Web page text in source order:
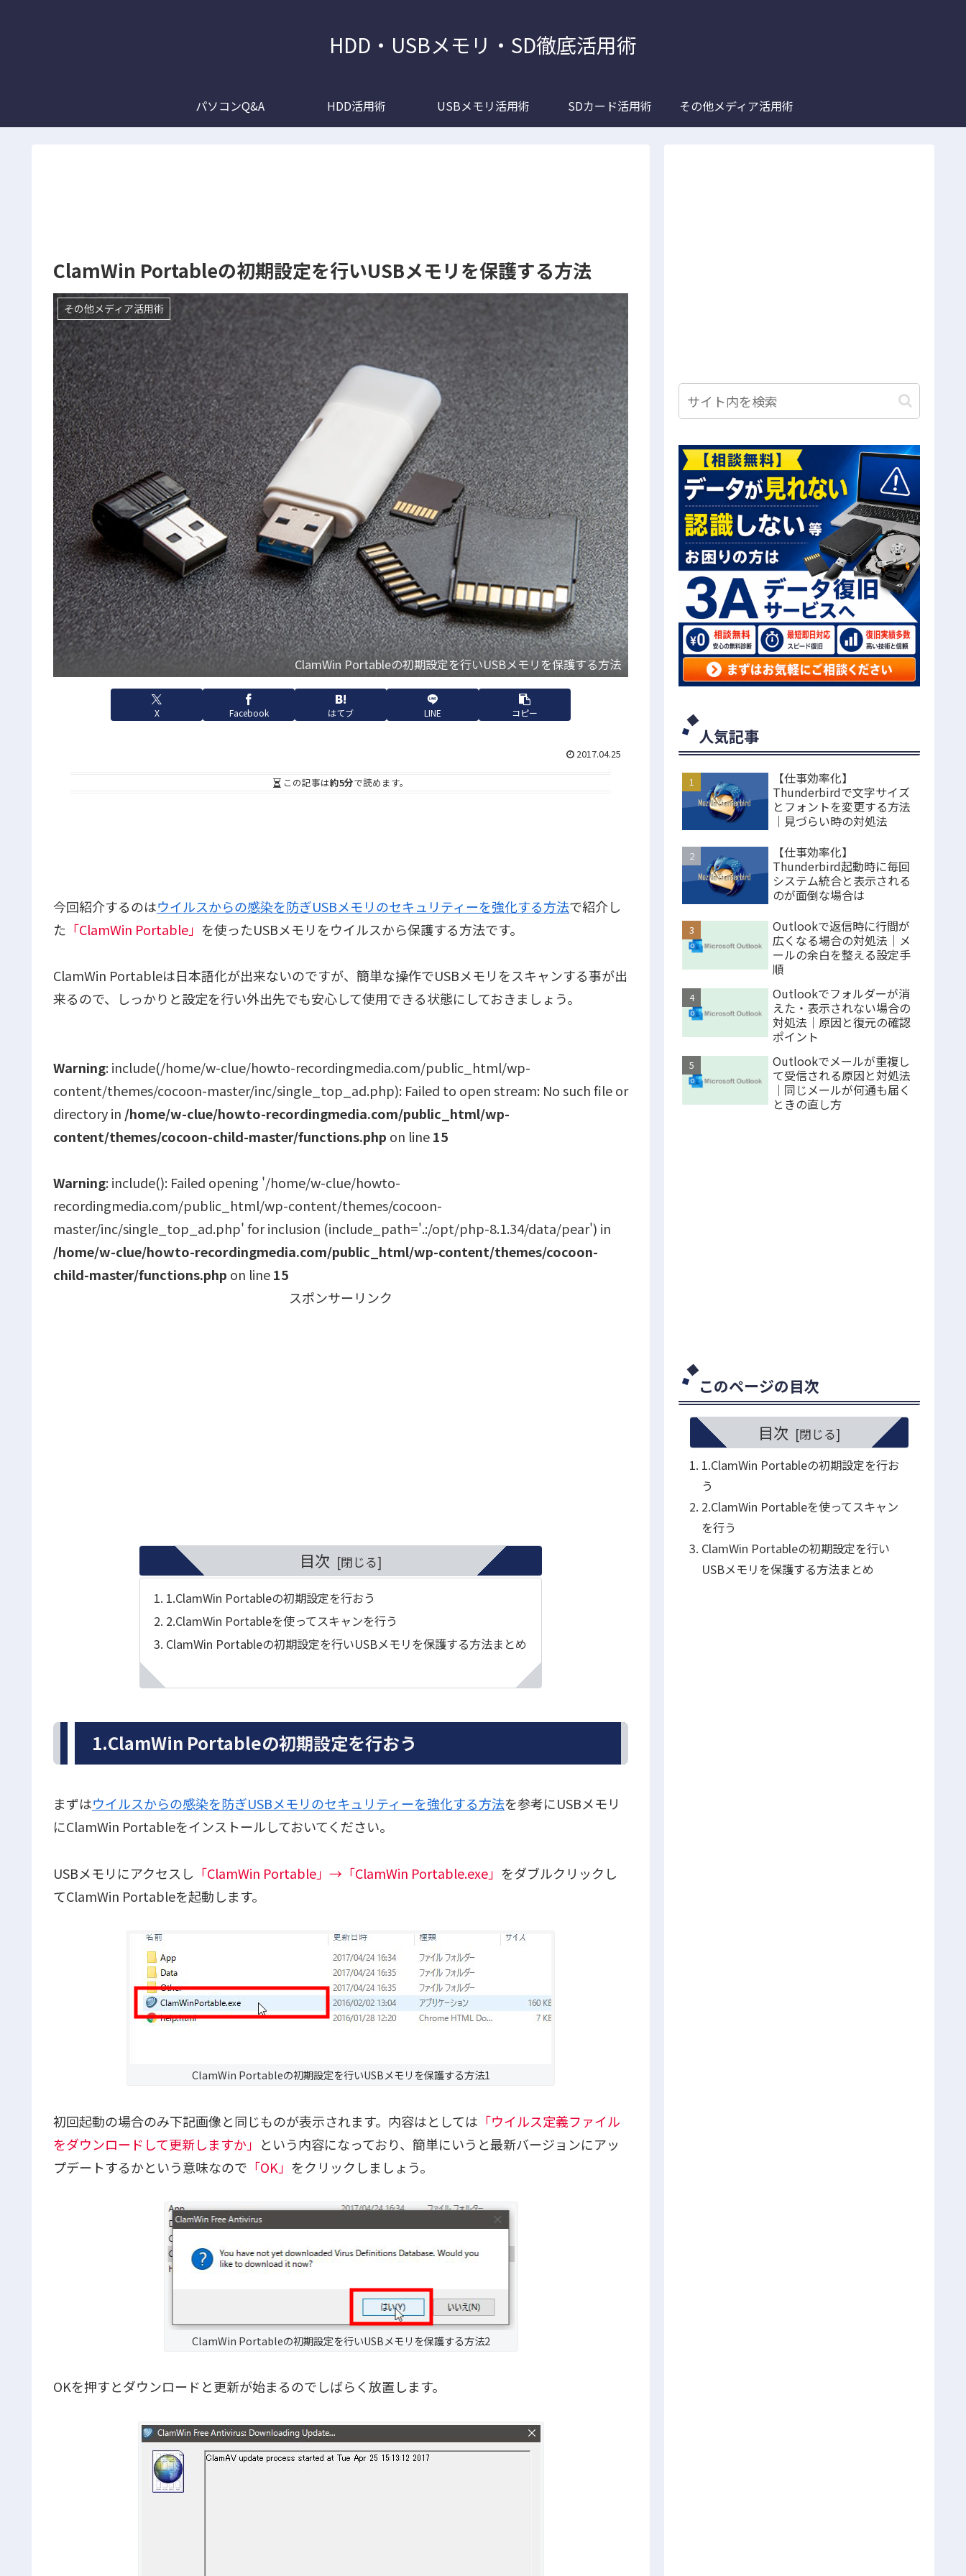
HDD・USBメモリ・SD徹底活用術
パソコンQ&A HDD活用術 USBメモリ活用術 SDカード活用術 その他メディア活用術
ClamWin Portableの初期設定を行いUSBメモリを保護する方法
その他メディア活用術
ClamWin Portableの初期設定を行いUSBメモリを保護する方法
X Facebook はてブ LINE コピー
2017.04.25
この記事は約5分で読めます。
今回紹介するのはウイルスからの感染を防ぎUSBメモリのセキュリティーを強化する方法で紹介し
た 「ClamWin Portable」 を使ったUSBメモリをウイルスから保護する方法です。
ClamWin Portableは日本語化が出来ないのですが、簡単な操作でUSBメモリをスキャンする事が出
来るので、しっかりと設定を行い外出先でも安心して使用できる状態にしておきましょう。
Warning: include(/home/w-clue/howto-recordingmedia.com/public_html/wp-
content/themes/cocoon-master/inc/single_top_ad.php): Failed to open stream: No such file or
directory in /home/w-clue/howto-recordingmedia.com/public_html/wp-
content/themes/cocoon-child-master/functions.php on line15
Warning: include(): Failed opening '/home/w-clue/howto-
recordingmedia.com/public_html/wp-content/themes/cocoon-
master/inc/single_top_ad.php' for inclusion (include_path='.:/opt/php-8.1.34/data/pear') in
/home/w-clue/howto-recordingmedia.com/public_html/wp-content/themes/cocoon-
child-master/functions.php on line15
スポンサーリンク
目次
1.ClamWin Portableの初期設定を行おう
2.ClamWin Portableを使ってスキャンを行う
ClamWin Portableの初期設定を行いUSBメモリを保護する方法まとめ
1.ClamWin Portableの初期設定を行おう
まずはウイルスからの感染を防ぎUSBメモリのセキュリティーを強化する方法を参考にUSBメモリ
にClamWin Portableをインストールしておいてください。
USBメモリにアクセスし 「ClamWin Portable」→「ClamWin Portable.exe」 をダブルクリックし
てClamWin Portableを起動します。
ClamWin Portableの初期設定を行いUSBメモリを保護する方法1
初回起動の場合のみ下記画像と同じものが表示されます。内容はとしては 「ウイルス定義ファイル
をダウンロードして更新しますか」 という内容になっており、簡単にいうと最新バージョンにアッ
プデートするかという意味なので 「OK」 をクリックしましょう。
ClamWin Portableの初期設定を行いUSBメモリを保護する方法2
OKを押すとダウンロードと更新が始まるのでしばらく放置します。
人気記事
【仕事効率化】
Thunderbirdで文字サイズ
とフォントを変更する方法
｜見づらい時の対処法
【仕事効率化】
Thunderbird起動時に毎回
システム統合と表示される
のが面倒な場合は
Outlookで返信時に行間が
広くなる場合の対処法｜メ
ールの余白を整える設定手
順
Outlookでフォルダーが消
えた・表示されない場合の
対処法｜原因と復元の確認
ポイント
Outlookでメールが重複し
て受信される原因と対処法
｜同じメールが何通も届く
ときの直し方
このページの目次
目次
1.ClamWin Portableの初期設定を行お
う
2.ClamWin Portableを使ってスキャン
を行う
ClamWin Portableの初期設定を行い
USBメモリを保護する方法まとめ